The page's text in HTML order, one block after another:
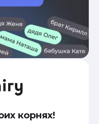
корнях!